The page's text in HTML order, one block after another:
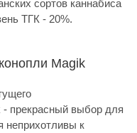
сортов каннабиса
ТГК - 20%.
Magik
прекрасный выбор для
неприхотливы к